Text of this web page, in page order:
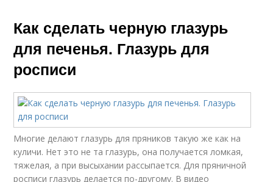
Как сделать черную глазурь
для печенья. Глазурь для
росписи
Многие делают глазурь для пряников такую же как на
куличи. Нет это не та глазурь, она получается ломкая,
тяжелая, а при высыхании рассыпается. Для пряничной
росписи глазурь делается по-другому. В видео